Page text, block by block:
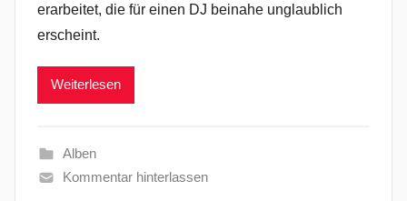
erarbeitet, die für einen DJ beinahe unglaublich
erscheint.
Weiterlesen
Alben
Kommentar hinterlassen